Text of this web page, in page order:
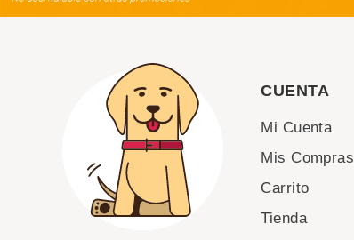
CUENTA
Mi Cuenta
Mis Compras
Carrito
Tienda